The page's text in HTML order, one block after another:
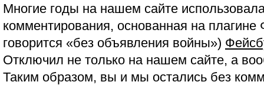
Многие годы на нашем сайте
комментирования, основанная на
говорится «без объявления войны»)
Отключил не только на нашем сайте, а
Таким образом, вы и мы остались без